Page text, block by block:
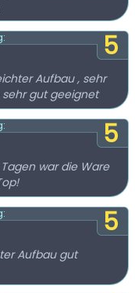
5
Aufbau , sehr
sehr gut geeignet
5
war die Ware
5
Aufbau gut